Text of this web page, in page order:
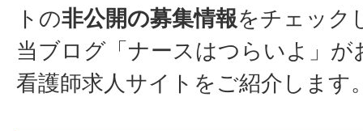
トの非公開の募集情報をチェック
当ブログ「ナースはつらいよ」が
看護師求人サイトをご紹介します